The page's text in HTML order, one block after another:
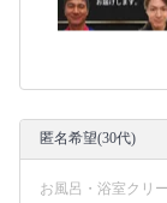
匿名希望(30代)
お風呂・浴室クリ